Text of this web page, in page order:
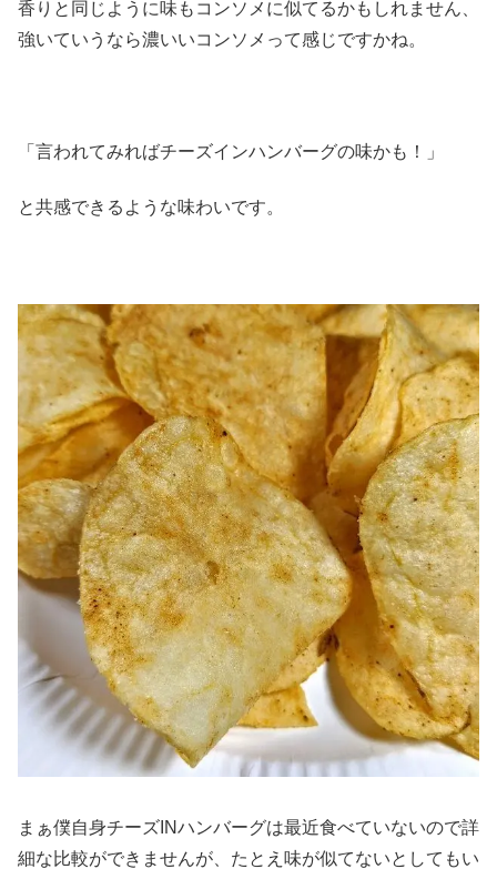
香りと同じように味もコンソメに似てるかもしれません、
強いていうなら濃いいコンソメって感じですかね。
「言われてみればチーズインハンバーグの味かも！」
と共感できるような味わいです。
まぁ僕自身チーズINハンバーグは最近食べていないので詳
細な比較ができませんが、たとえ味が似てないとしてもい